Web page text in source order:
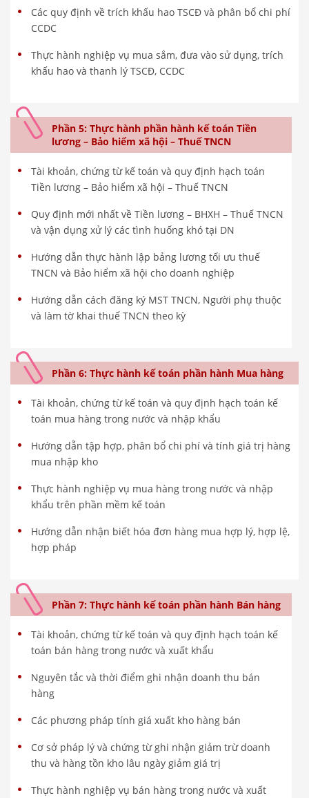
Các quy định về trích khấu hao TSCĐ và phân bổ chi phí
CCDC
Thực hành nghiệp vụ mua sắm, đưa vào sử dụng, trích
khấu hao và thanh lý TSCĐ, CCDC
Phần 5: Thực hành phần hành kế toán Tiền
lương – Bảo hiểm xã hội – Thuế TNCN
Tài khoản, chứng từ kế toán và quy định hạch toán
Tiền lương – Bảo hiểm xã hội – Thuế TNCN
Quy định mới nhất về Tiền lương – BHXH – Thuế TNCN
và vận dụng xử lý các tình huống khó tại DN
Hướng dẫn thực hành lập bảng lương tối ưu thuế
TNCN và Bảo hiểm xã hội cho doanh nghiệp
Hướng dẫn cách đăng ký MST TNCN, Người phụ thuộc
và làm tờ khai thuế TNCN theo kỳ
Phần 6: Thực hành kế toán phần hành Mua hàng
Tài khoản, chứng từ kế toán và quy định hạch toán kế
toán mua hàng trong nước và nhập khẩu
Hướng dẫn tập hợp, phân bổ chi phí và tính giá trị hàng
mua nhập kho
Thực hành nghiệp vụ mua hàng trong nước và nhập
khẩu trên phần mềm kế toán
Hướng dẫn nhận biết hóa đơn hàng mua hợp lý, hợp lệ,
hợp pháp
Phần 7: Thực hành kế toán phần hành Bán hàng
Tài khoản, chứng từ kế toán và quy định hạch toán kế
toán bán hàng trong nước và xuất khẩu
Nguyên tắc và thời điểm ghi nhận doanh thu bán
hàng
Các phương pháp tính giá xuất kho hàng bán
Cơ sở pháp lý và chứng từ ghi nhận giảm trừ doanh
thu và hàng tồn kho lâu ngày giảm giá trị
Thực hành nghiệp vụ bán hàng trong nước và xuất